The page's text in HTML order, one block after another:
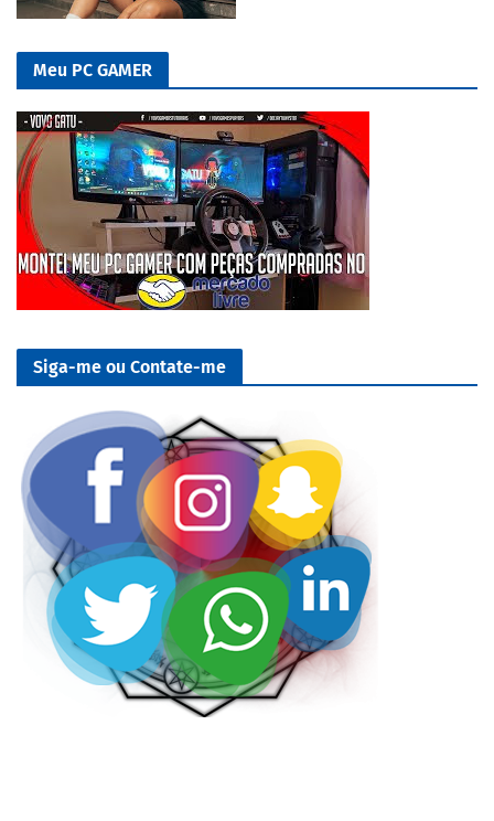
Meu PC GAMER
Siga-me ou Contate-me